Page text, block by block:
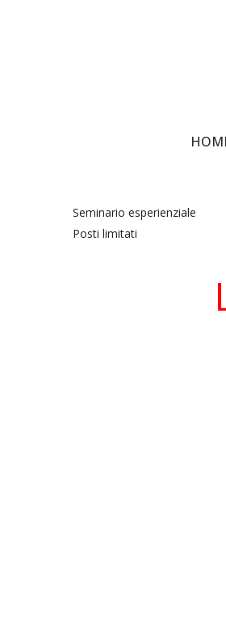
Seminario esperienziale
Posti limitati